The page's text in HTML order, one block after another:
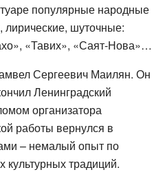
популярные народные
шуточные:
«Тавих», «Саят-Нова»…
Сергеевич Маилян. Он
Ленинградский
организатора
работы вернулся в
– немалый опыт по
культурных традиций.